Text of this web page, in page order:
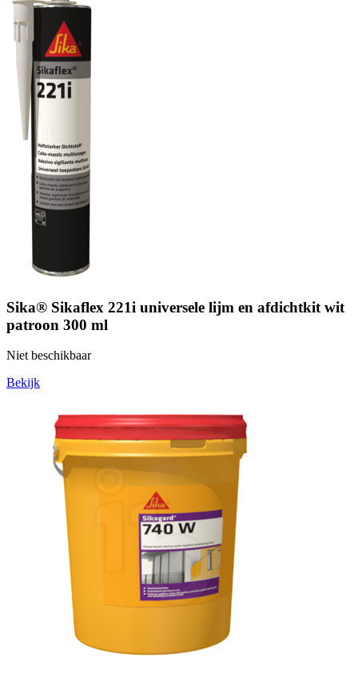
Sika® Sikaflex 221i universele lijm en afdichtkit wit
patroon 300 ml
Niet beschikbaar
Bekijk